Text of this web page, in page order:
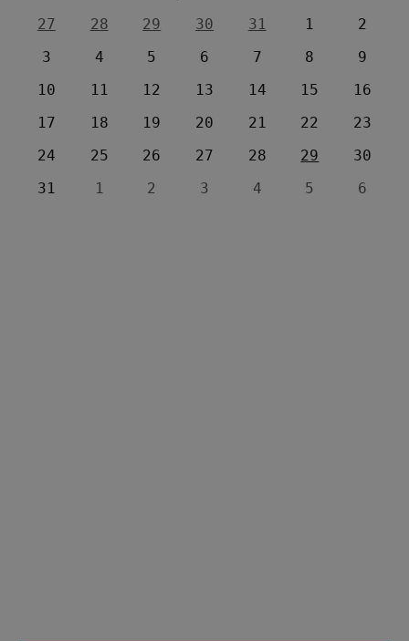
27
28 29 30 31 1
2
3
4 5 6 7 8
9
10
11 12 13 14 15
16
17
18 19 20 21 22
23
24
25 26 27 28 29
30
31
1 2 3 4 5 6